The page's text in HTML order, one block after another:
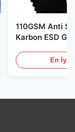
110GSM Anti
Karbon ESD
En İyi